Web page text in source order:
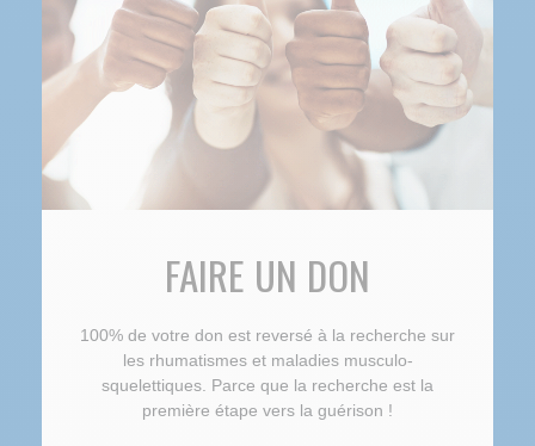
FAIRE UN DON
100% de votre don est reversé à la recherche sur
les rhumatismes et maladies musculo-
squelettiques. Parce que la recherche est la
première étape vers la guérison !